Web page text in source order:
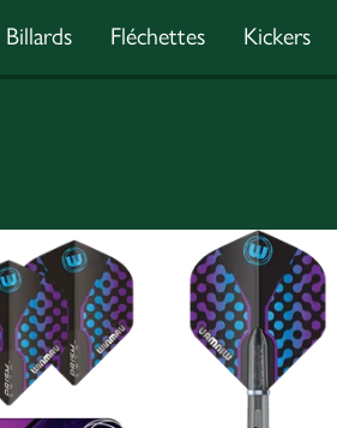
Billards Fléchettes Kickers